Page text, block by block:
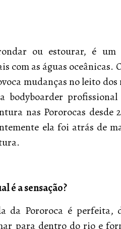
ou estourar, é um
as águas oceânicas.
mudanças no leito
bodyboarder
nas Pororocas desde
ela foi atrás de
é a sensação?
da Pororoca é perfeita,
para dentro do rio e